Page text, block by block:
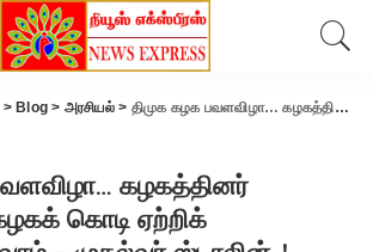
> Blog > அரசியல்> திமுக கழக பவளவிழா… கழகத்தினர் வீடுகளிலும் கழகக் கொடி ஏற்றிக் கொண்டாடுவோம் – முதல்வர் ஸ்டாலின்..!
கழகத்தினர்
கொடி ஏற்றிக்